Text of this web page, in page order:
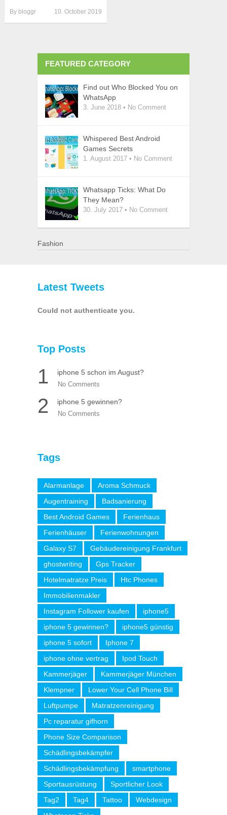
By bloggr 10. October 2019
FEATURED CATEGORY
Find out Who Blocked You on
WhatsApp
3. June 2018• No Comment
Whispered Best Android
Games Secrets
1. August 2017• No Comment
Whatsapp Ticks: What Do
They Mean?
30. July 2017• No Comment
Fashion
Latest Tweets
Could not authenticate you.
Top Posts
1 iphone 5 schon im August?
No Comments
2 iphone 5 gewinnen?
No Comments
Tags
Alarmanlage
Aroma Schmuck
Augentraining
Badsanierung
Best Android Games
Ferienhaus
Ferienhäuser
Ferienwohnungen
Galaxy S7
Gebäudereinigung Frankfurt
ghostwriting
Gps Tracker
Hotelmatratze Preis
Htc Phones
Immobilienmakler
Instagram Follower kaufen
iphone5
iphone 5 gewinnen?
iphone5 günstig
iphone 5 sofort
Iphone 7
iphone ohne vertrag
Ipod Touch
Kammerjäger
Kammerjäger München
Klempner
Lower Your Cell Phone Bill
Luftpumpe
Matratzenreinigung
Pc reparatur gifhorn
Phone Size Comparison
Schädlingsbekämpfer
Schädlingsbekämpfung
smartphone
Sportausrüstung
Sportlicher Look
Tag2
Tag4 Tattoo
Webdesign